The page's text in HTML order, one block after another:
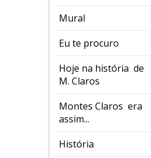
Mural
Eu te procuro
Hoje na história de
M. Claros
Montes Claros era
assim...
História